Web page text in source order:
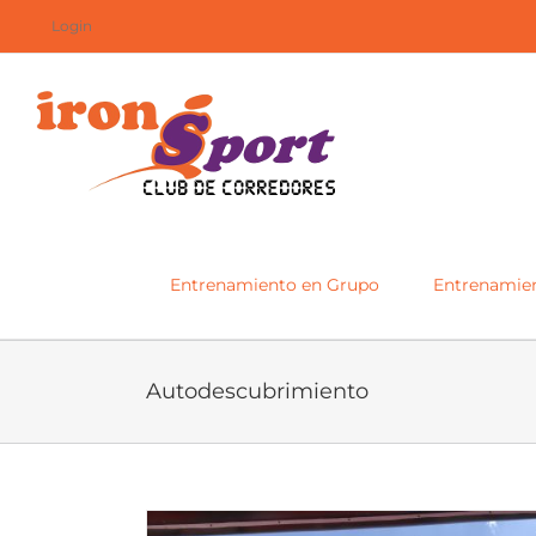
Saltar
al
Login
Entrenamiento en Grupo
Autodescubrimiento